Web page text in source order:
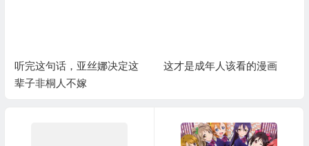
听完这句话，亚丝娜决定这
辈子非桐人不嫁
这才是成年人该看的漫画